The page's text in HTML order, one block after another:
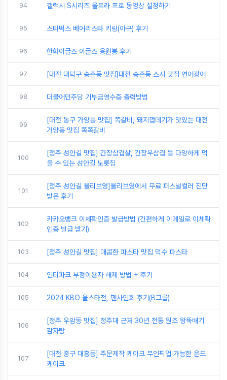
94 갤럭시 S시리즈 울트라 프로 동영상 설정하기
95 스타벅스 베어리스타 키링(야구) 후기
96 한화이글스 이글스 응원봉 후기
97 [대전 대덕구 송촌동 맛집]대전 송촌동 스시 맛집 연어광어
98 더불어민주당 기부금영수증 출력방법
99
[대전 동구 가양동 맛집] 쪽갈비, 돼지껍데기가 맛있는 대전
가양동 맛집 쪽쪽갈비
100
[청주 성안길 맛집] 간장삼겹살, 간장우삼겹 등 다양하게 먹
을 수 있는 성안길 노릇집
101
[청주 성안길 올리브영]올리브영에서 무료 퍼스널컬러 진단
받은 후기
102
카카오뱅크 이체확인증 발급방법 (간편하게 이메일로 이체확
인증 발급 받기)
103 [청주 성안길 맛집] 매콤한 파스타 맛집 덕수 파스타
104 인터파크 부정이용자 해제 방법 + 후기
105 2024 KBO 올스타전, 팬사인회 후기(B그룹)
106
[청주 우암동 맛집] 청주대 근처 30년 전통 원조 왕뚝배기
감자탕
107
[대전 중구 대흥동] 주문제작 케이크 무인픽업 가능한 온드
케이크